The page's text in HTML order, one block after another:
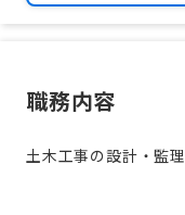
職務内容
土木工事の設計・監